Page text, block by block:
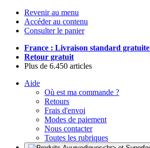
Revenir au menu
Accéder au contenu
Consulter le panier
France : Livraison standard gratuite
Retour gratuit
Plus de 6.450 articles
Aide
Où est ma commande ?
Retours
Frais d'envoi
Modes de paiement
Nous contacter
Toutes les rubriques